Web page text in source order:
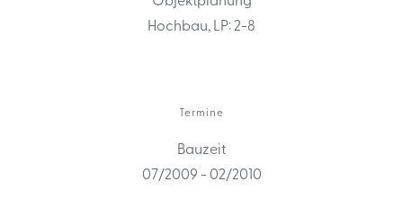
Hochbau, LP: 2-8
Termine
Bauzeit
07/2009 - 02/2010